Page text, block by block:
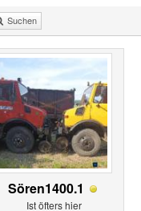
Suchen
Sören1400.1
Ist öfters hier